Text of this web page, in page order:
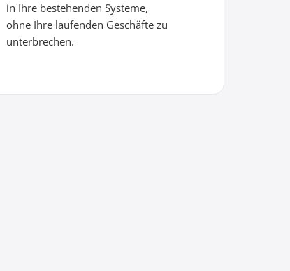
in Ihre bestehenden Systeme,
ohne Ihre laufenden Geschäfte zu
unterbrechen.